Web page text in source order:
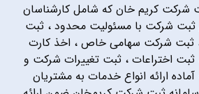
کریم خان که شامل کارشناسان
ثبت شرکت با مسئولیت محدود ، ثبت
ثبت شرکت سهامی خاص ، اخذ کارت
، ثبت اختراعات ، ثبت تغییرات شرکت و
ارائه انواع خدمات به مشتریان